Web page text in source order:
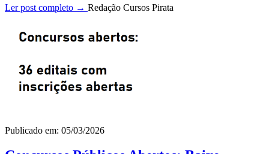
Ler post completo → Redação Cursos Pirata
Publicado em: 05/03/2026